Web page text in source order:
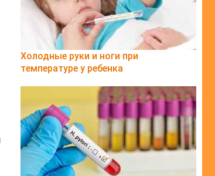
Холодные руки и ноги при
температуре у ребенка